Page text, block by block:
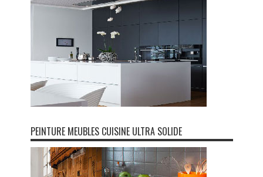
PEINTURE MEUBLES CUISINE ULTRA SOLIDE